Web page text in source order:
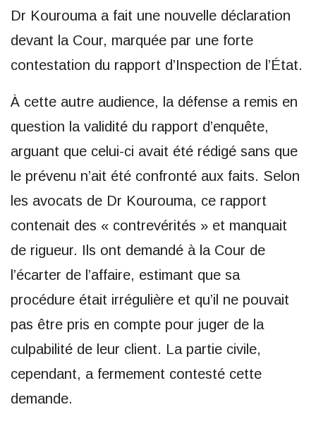
Dr Kourouma a fait une nouvelle déclaration
devant la Cour, marquée par une forte
contestation du rapport d’Inspection de l’État.
À cette autre audience, la défense a remis en
question la validité du rapport d’enquête,
arguant que celui-ci avait été rédigé sans que
le prévenu n’ait été confronté aux faits. Selon
les avocats de Dr Kourouma, ce rapport
contenait des « contrevérités » et manquait
de rigueur. Ils ont demandé à la Cour de
l’écarter de l’affaire, estimant que sa
procédure était irrégulière et qu’il ne pouvait
pas être pris en compte pour juger de la
culpabilité de leur client. La partie civile,
cependant, a fermement contesté cette
demande.